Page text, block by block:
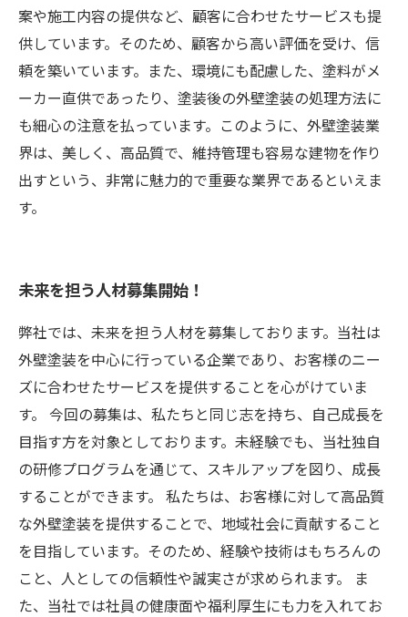
案や施工内容の提供など、顧客に合わせたサービスも提
供しています。そのため、顧客から高い評価を受け、信
頼を築いています。また、環境にも配慮した、塗料がメ
ーカー直供であったり、塗装後の外壁塗装の処理方法に
も細心の注意を払っています。このように、外壁塗装業
界は、美しく、高品質で、維持管理も容易な建物を作り
出すという、非常に魅力的で重要な業界であるといえま
す。
未来を担う人材募集開始！
弊社では、未来を担う人材を募集しております。当社は
外壁塗装を中心に行っている企業であり、お客様のニー
ズに合わせたサービスを提供することを心がけていま
す。 今回の募集は、私たちと同じ志を持ち、自己成長を
目指す方を対象としております。未経験でも、当社独自
の研修プログラムを通じて、スキルアップを図り、成長
することができます。 私たちは、お客様に対して高品質
な外壁塗装を提供することで、地域社会に貢献すること
を目指しています。そのため、経験や技術はもちろんの
こと、人としての信頼性や誠実さが求められます。 ま
た、当社では社員の健康面や福利厚生にも力を入れてお